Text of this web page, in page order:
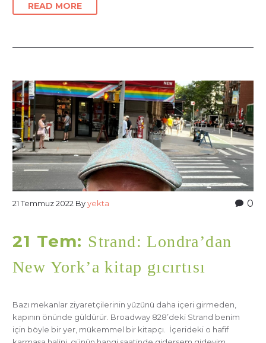
READ MORE
0
21 Temmuz 2022 Byyekta
21 Tem: Strand: Londra’dan
New York’a kitap gıcırtısı
Bazı mekanlar ziyaretçilerinin yüzünü daha içeri girmeden,
kapının önünde güldürür. Broadway 828’deki Strand benim
için böyle bir yer, mükemmel bir kitapçı. İçerideki o hafif